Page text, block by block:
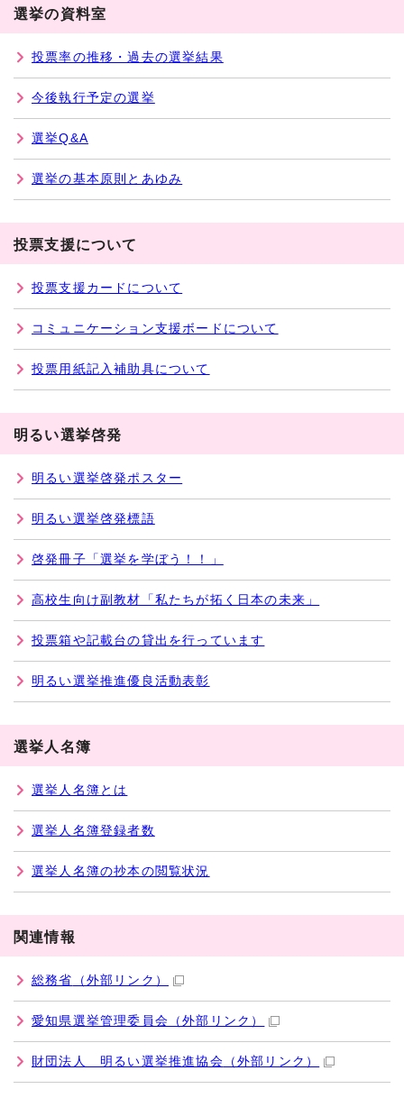
選挙の資料室
投票率の推移・過去の選挙結果
今後執行予定の選挙
選挙Q&A
選挙の基本原則とあゆみ
投票支援について
投票支援カードについて
コミュニケーション支援ボードについて
投票用紙記入補助具について
明るい選挙啓発
明るい選挙啓発ポスター
明るい選挙啓発標語
啓発冊子「選挙を学ぼう！！」
高校生向け副教材「私たちが拓く日本の未来」
投票箱や記載台の貸出を行っています
明るい選挙推進優良活動表彰
選挙人名簿
選挙人名簿とは
選挙人名簿登録者数
選挙人名簿の抄本の閲覧状況
関連情報
総務省 （外部リンク）
愛知県選挙管理委員会 （外部リンク）
財団法人 明るい選挙推進協会 （外部リンク）